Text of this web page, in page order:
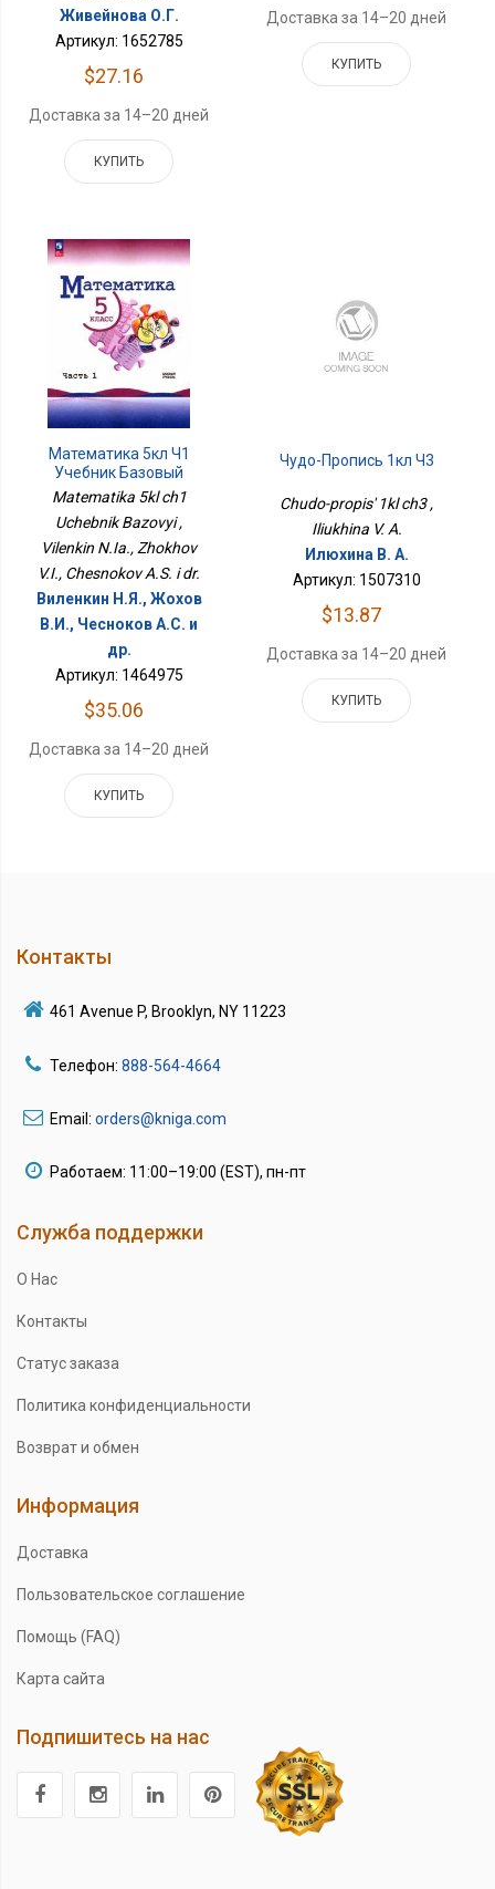
Живейнова О.Г.
Артикул: 1652785
$27.16
Доставка за 14–20 дней
КУПИТЬ
Доставка за 14–20 дней
КУПИТЬ
Математика 5кл Ч1
Учебник Базовый
Matematika 5kl ch1
Uchebnik Bazovyi ,
Vilenkin N.Ia., Zhokhov
V.I., Chesnokov A.S. i dr.
Виленкин Н.Я., Жохов
В.И., Чесноков А.С. и
др.
Артикул: 1464975
$35.06
Доставка за 14–20 дней
КУПИТЬ
Чудо-Пропись 1кл Ч3
Chudo-propis' 1kl ch3 ,
Iliukhina V. A.
Илюхина В. А.
Артикул: 1507310
$13.87
Доставка за 14–20 дней
КУПИТЬ
Контакты
461 Avenue P, Brooklyn, NY 11223
Телефон: 888-564-4664
Email: orders@kniga.com
Работаем: 11:00–19:00 (EST), пн-пт
Служба поддержки
О Нас
Контакты
Статус заказа
Политика конфиденциальности
Возврат и обмен
Информация
Доставка
Пользовательское соглашение
Помощь (FAQ)
Карта сайта
Подпишитесь на нас